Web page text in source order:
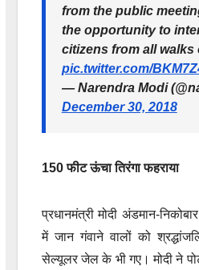
from the public
the opportunity to
citizens from all walks
pic.twitter.com/
— Narendra Modi
December 30, 2018
150 फीट ऊंचा तिरंगा फहराया
प्रधानमंत्री मोदी अंडमान-
में जान गंवाने वालों को
सेल्यूलर जेल के भी गए। मोदी ने